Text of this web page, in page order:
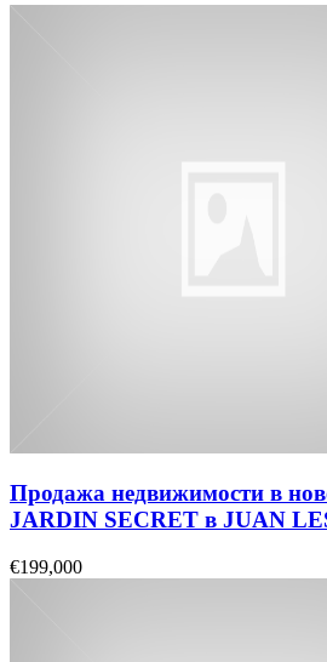
Продажа недвижимости в
JARDIN SECRET в JUAN
€199,000